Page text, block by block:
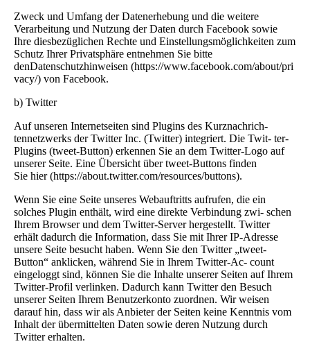
Zweck und Umfang der Datenerhebung und die weitere
Verarbeitung und Nutzung der Daten durch Facebook sowie
Ihre diesbezüglichen Rechte und Einstellungsmöglichkeiten zum
Schutz Ihrer Privatsphäre entnehmen Sie bitte
denDatenschutzhinweisen (https://www.facebook.com/about/pri
vacy/) von Facebook.
b) Twitter
Auf unseren Internetseiten sind Plugins des Kurznachrich-
tennetzwerks der Twitter Inc. (Twitter) integriert. Die Twit- ter-
Plugins (tweet-Button) erkennen Sie an dem Twitter-Logo auf
unserer Seite. Eine Übersicht über tweet-Buttons finden
Sie hier (https://about.twitter.com/resources/buttons).
Wenn Sie eine Seite unseres Webauftritts aufrufen, die ein
solches Plugin enthält, wird eine direkte Verbindung zwi- schen
Ihrem Browser und dem Twitter-Server hergestellt. Twitter
erhält dadurch die Information, dass Sie mit Ihrer IP-Adresse
unsere Seite besucht haben. Wenn Sie den Twitter „tweet-
Button“ anklicken, während Sie in Ihrem Twitter-Ac- count
eingeloggt sind, können Sie die Inhalte unserer Seiten auf Ihrem
Twitter-Profil verlinken. Dadurch kann Twitter den Besuch
unserer Seiten Ihrem Benutzerkonto zuordnen. Wir weisen
darauf hin, dass wir als Anbieter der Seiten keine Kenntnis vom
Inhalt der übermittelten Daten sowie deren Nutzung durch
Twitter erhalten.